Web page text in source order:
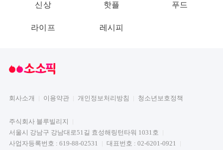
신상 핫플 푸드
라이프 레시피
회사소개 이용약관 개인정보처리방침 청소년보호정책
주식회사 블루빌리지
서울시 강남구 강남대로51길 효성해링턴타워 1031호
사업자등록번호 : 619-88-02531
대표번호 : 02-6201-0921